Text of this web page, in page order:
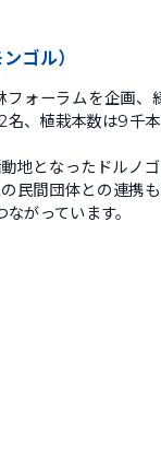
ゴル）
ォーラムを企画、
、植栽本数は9千本
地となったドルノ
民間団体との連携
がっています。